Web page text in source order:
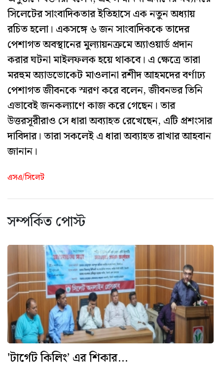
সিলেটের সাংবাদিকতার ইতিহাসে এক নতুন অধ্যায়
রচিত হলো। একসঙ্গে ৬ জন সাংবাদিককে তাদের
পেশাগত অবস্থানের মুল্যায়নক্রমে অ্যাওয়ার্ড প্রদান
করার ঘটনা মাইলফলক হয়ে থাকবে। এ ক্ষেত্রে তারা
মরহুম অ্যাডভোকেট মাওলানা রশীদ আহমদের বর্ণাঢ্য
পেশাগত জীবনকে স্মরণ করে বলেন, জীবনভর তিনি
এভাবেই জনকল্যাণে কাজ করে গেছেন। তার
উত্তরসূরীরাও সে ধারা অব্যাহত রেখেছেন, এটি প্রশংসার
দাবিদার। তারা সকলেই এ ধারা অব্যাহত রাখার আহবান
জানান।
এসএ/সিলেট
সম্পর্কিত পোস্ট
'টার্গেট কিলিং’ এর শিকার...